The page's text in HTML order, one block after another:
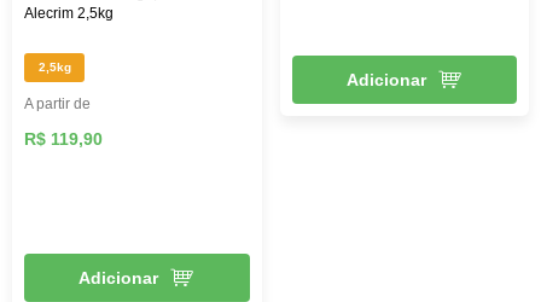
Alecrim 2,5kg
2,5kg
A partir de
R$ 119,90
Adicionar
Adicionar